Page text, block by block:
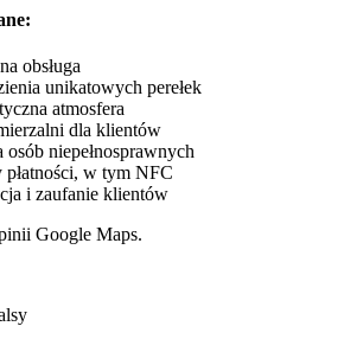
obsługa
unikatowych perełek
atmosfera
dla klientów
niepełnosprawnych
w tym NFC
i zaufanie klientów
Google Maps.